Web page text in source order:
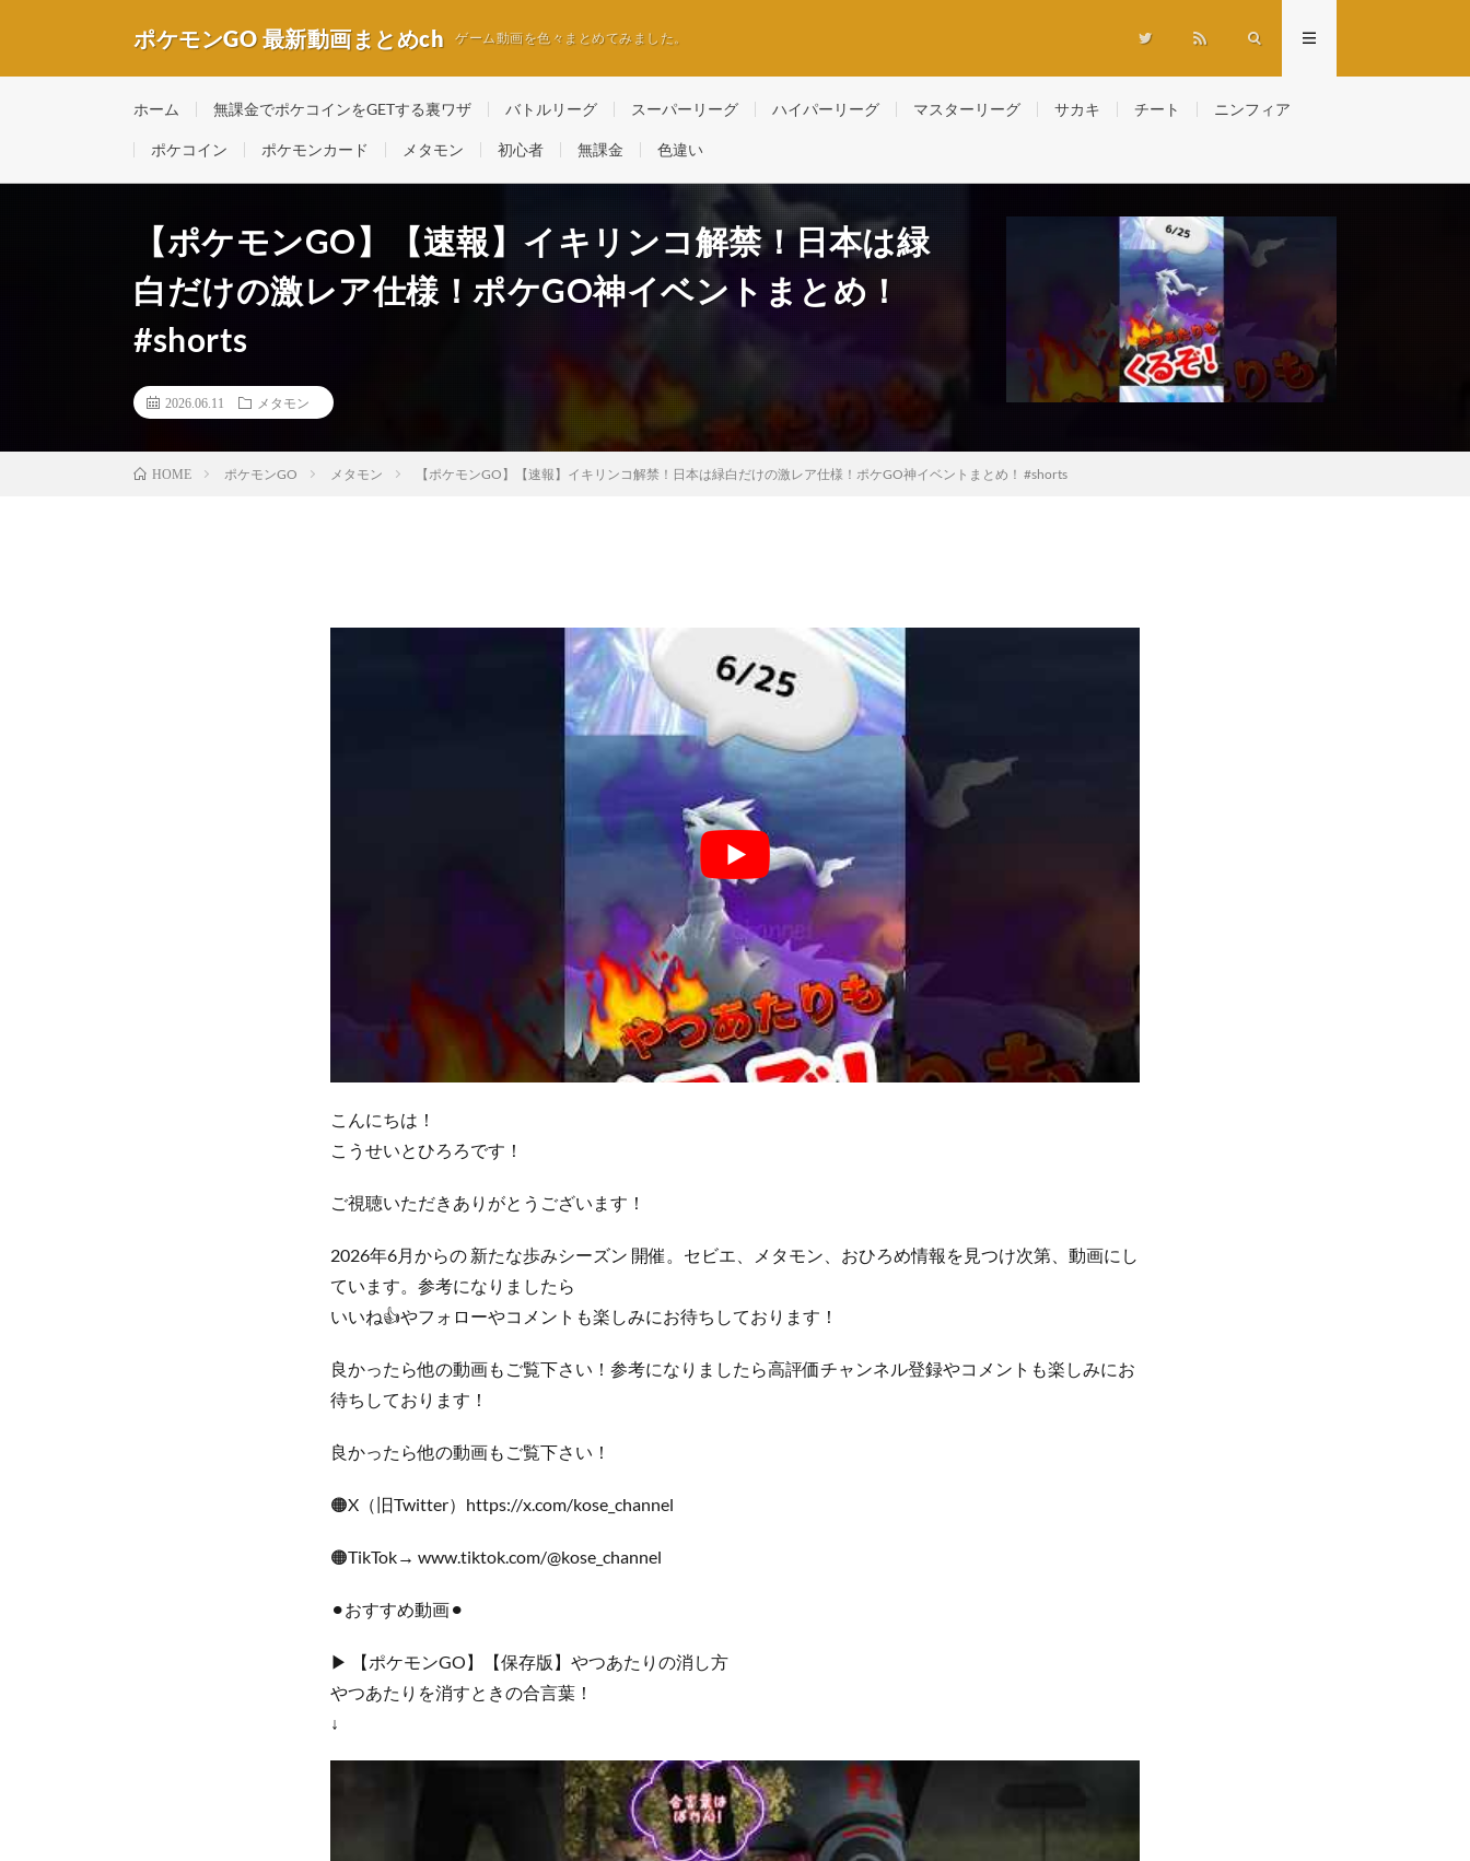
ポケモンGO 最新動画まとめch ゲーム動画を色々まとめてみました。
ホーム 無課金でポケコインをGETする裏ワザ バトルリーグ スーパーリーグ ハイパーリーグ マスターリーグ サカキ チート ニンフィア
ポケコイン ポケモンカード メタモン 初心者 無課金 色違い
【ポケモンGO】【速報】イキリンコ解禁！日本は緑
白だけの激レア仕様！ポケGO神イベントまとめ！
#shorts
2026.06.11 メタモン
HOME ポケモンGO メタモン 【ポケモンGO】【速報】イキリンコ解禁！日本は緑白だけの激レア仕様！ポケGO神イベントまとめ！ #shorts
こんにちは！
こうせいとひろろです！
ご視聴いただきありがとうございます！
2026年6月からの 新たな歩みシーズン 開催。セビエ、メタモン、おひろめ情報を見つけ次第、動画にし
ています。参考になりましたら
いいね👍やフォローやコメントも楽しみにお待ちしております！
良かったら他の動画もご覧下さい！参考になりましたら高評価チャンネル登録やコメントも楽しみにお
待ちしております！
良かったら他の動画もご覧下さい！
🟠X（旧Twitter）https://x.com/kose_channel
🟠TikTok→ www.tiktok.com/@kose_channel
⚫︎おすすめ動画⚫︎
▶︎ 【ポケモンGO】【保存版】やつあたりの消し方
やつあたりを消すときの合言葉！
↓